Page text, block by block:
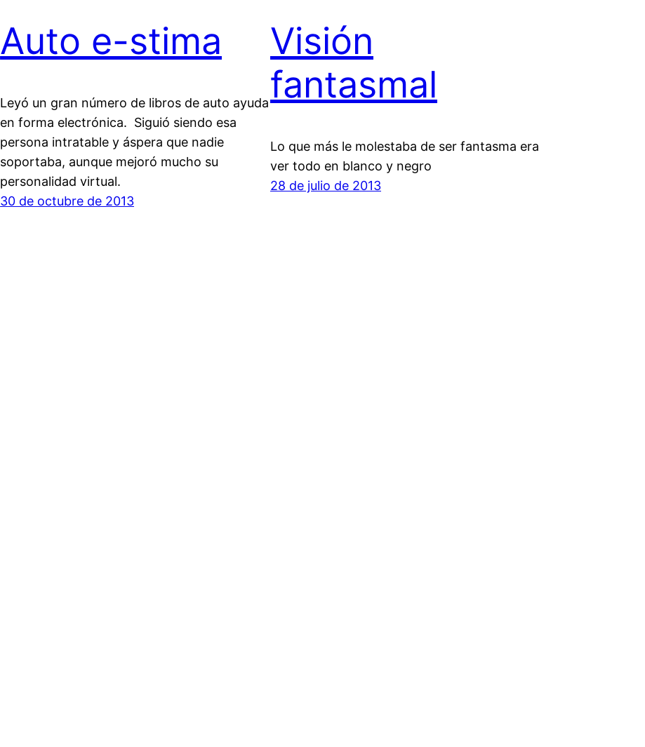
Auto e-stima
Leyó un gran número de libros de auto ayuda
en forma electrónica. Siguió siendo esa
persona intratable y áspera que nadie
soportaba, aunque mejoró mucho su
personalidad virtual.
30 de octubre de 2013
Visión
fantasmal
Lo que más le molestaba de ser fantasma era
ver todo en blanco y negro
28 de julio de 2013